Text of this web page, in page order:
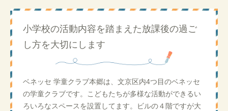
小学校の活動内容を踏まえた放課後の過ご
し方を大切にします
ベネッセ 学童クラブ本郷は、文京区内4つ目のベネッセ
の学童クラブです。こどもたちが多様な活動ができるい
ろいろなスペースを設置してます。ビルの４階ですが大